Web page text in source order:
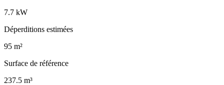
7.7 kW
Déperditions estimées
95 m²
Surface de référence
237.5 m³